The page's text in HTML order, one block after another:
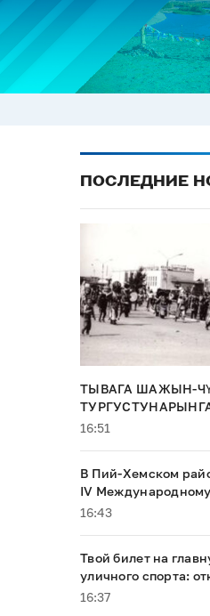
ПОСЛЕДНИЕ
ТЫВАГА ШАЖЫН-
ҮЛҮҮМ
16:51
В Пий-Хемском
IV
форуму
16:43
Твой билет на
уличного спорта:
квалификация
16:37